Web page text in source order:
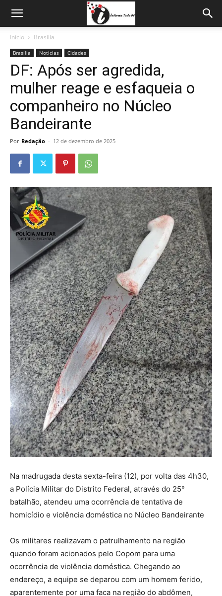
Início Brasília
Brasília Notícias Cidades
DF: Após ser agredida,
mulher reage e esfaqueia o
companheiro no Núcleo
Bandeirante
Por Redação - 12 de dezembro de 2025
Na madrugada desta sexta-feira (12), por volta das 4h30,
a Polícia Militar do Distrito Federal, através do 25°
batalhão, atendeu uma ocorrência de tentativa de
homicídio e violência doméstica no Núcleo Bandeirante
Os militares realizavam o patrulhamento na região
quando foram acionados pelo Copom para uma
ocorrência de violência doméstica. Chegando ao
endereço, a equipe se deparou com um homem ferido,
aparentemente por uma faca na região do abdômen,